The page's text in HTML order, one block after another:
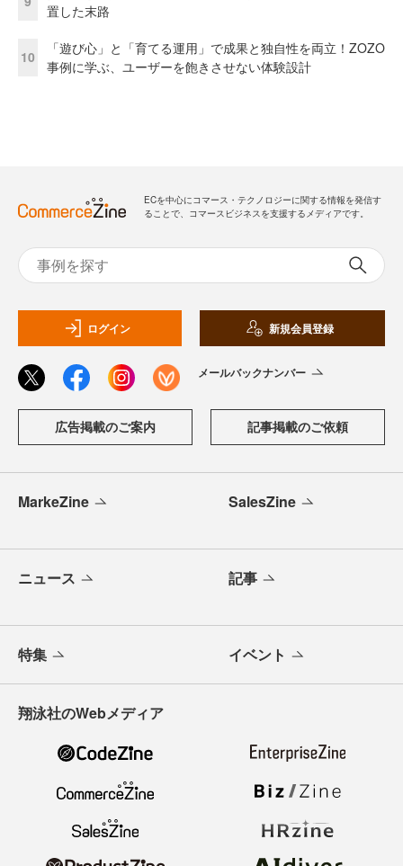
置した末路
10
「遊び心」と「育てる運用」で成果と独自性を両立！ZOZO
事例に学ぶ、ユーザーを飽きさせない体験設計
ECを中心にコマース・テクノロジーに関する情報を発信す
ることで、コマースビジネスを支援するメディアです。
ログイン 新規会員登録
メールバックナンバー
広告掲載のご案内 記事掲載のご依頼
MarkeZine SalesZine
ニュース 記事
特集 イベント
翔泳社のWebメディア